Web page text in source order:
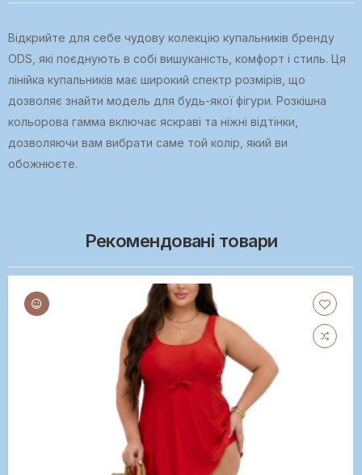
Відкрийте для себе чудову колекцію купальників бренду
ODS, які поєднують в собі вишуканість, комфорт і стиль. Ця
лінійка купальників має широкий спектр розмірів, що
дозволяє знайти модель для будь-якої фігури. Розкішна
кольорова гамма включає яскраві та ніжні відтінки,
дозволяючи вам вибрати саме той колір, який ви
обожнюєте.
Рекомендовані товари